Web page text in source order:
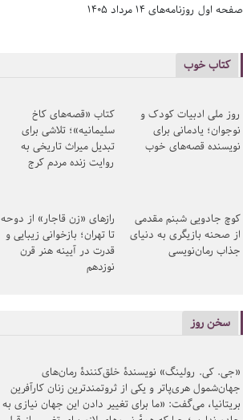
صفحه اول روزنامه‌های 14 مرداد 1405
کتاب خوب
روز ملی ادبیات کودک و
نوجوان؛ یادمانی برای
نویسنده قصه‌های خوب
کتاب «قصه‌های کاخ
سلیمانیه»؛ تلاشی برای
تبدیل میراث تاریخی به
روایت زنده مردم کرج
کوچ جادویی شبنم مقدمی
از صحنه بازیگری به دنیای
جذاب رمان‌نویسی
رازهای «زن قاجار» از دوحه
تا تهران؛ بازخوانی زیبایی و
قدرت در آیینه هنر قرن
نوزدهم
سخن روز
«جی. کی. رولینگ» نویسندهٔ خلق‌کنندهٔ رمان‌های
جهان‌شمول هری‌پاتر و یکی از ثروتمندترین زنان کارآفرین
بریتانیا، می‌گفت: «ما برای تغییر دادن این جهان نیازی به